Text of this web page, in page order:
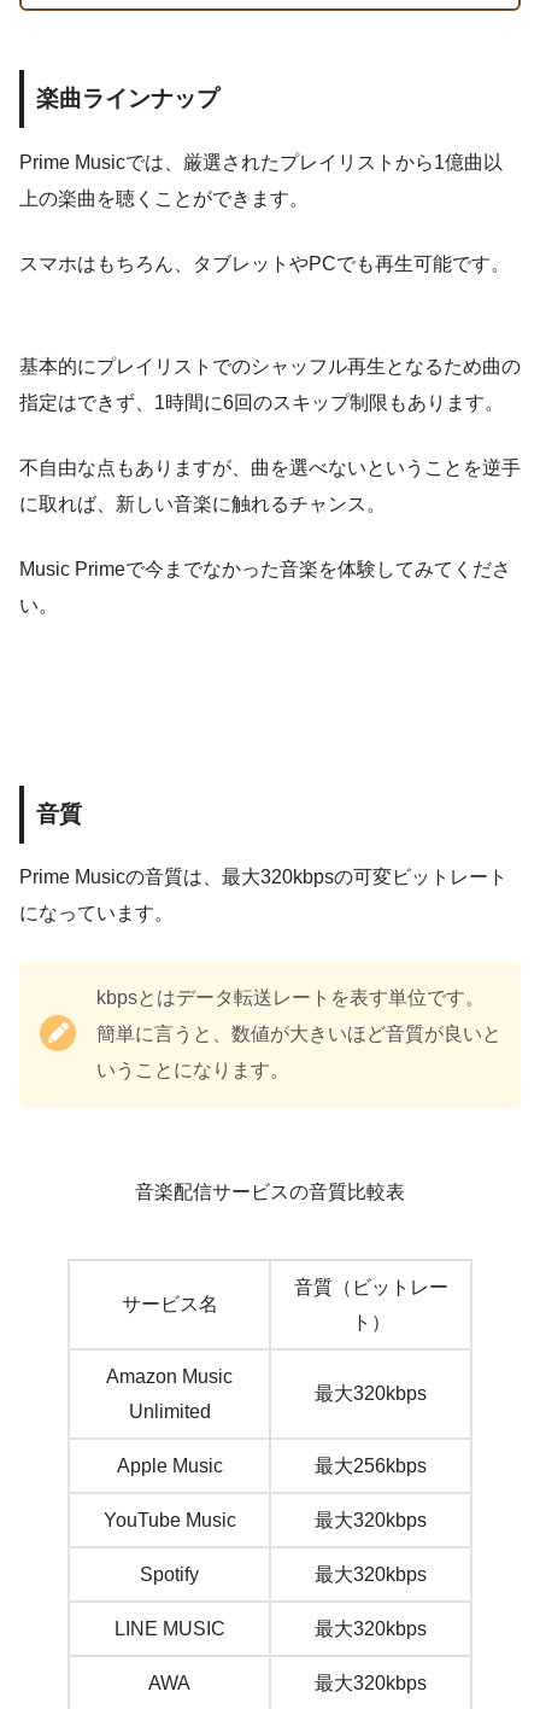
楽曲ラインナップ
Prime Musicでは、厳選されたプレイリストから1億曲以
上の楽曲を聴くことができます。
スマホはもちろん、タブレットやPCでも再生可能です。
基本的にプレイリストでのシャッフル再生となるため曲の
指定はできず、1時間に6回のスキップ制限もあります。
不自由な点もありますが、曲を選べないということを逆手
に取れば、新しい音楽に触れるチャンス。
Music Primeで今までなかった音楽を体験してみてくださ
い。
音質
Prime Musicの音質は、最大320kbpsの可変ビットレート
になっています。
kbpsとはデータ転送レートを表す単位です。
簡単に言うと、数値が大きいほど音質が良いと
いうことになります。
音楽配信サービスの音質比較表
サービス名
音質（ビットレー
ト）
Amazon Music
Unlimited
最大320kbps
Apple Music 最大256kbps
YouTube Music 最大320kbps
Spotify 最大320kbps
LINE MUSIC 最大320kbps
AWA 最大320kbps